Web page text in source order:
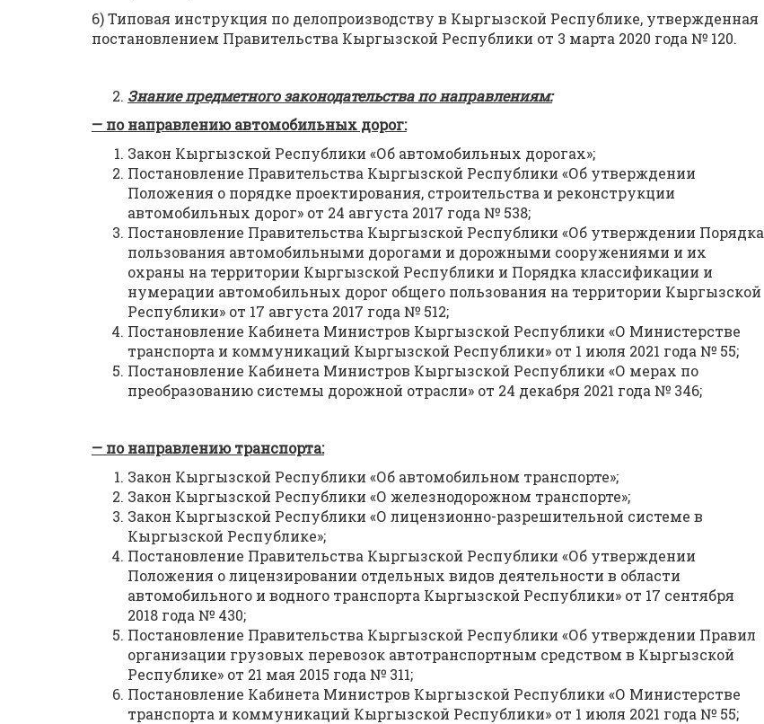
6) Типовая инструкция по делопроизводству в Кыргызской Республике, утвержденная
постановлением Правительства Кыргызской Республики от 3 марта 2020 года № 120.
Знание предметного законодательства по направлениям:
— по направлению автомобильных дорог:
Закон Кыргызской Республики «Об автомобильных дорогах»;
Постановление Правительства Кыргызской Республики «Об утверждении
Положения о порядке проектирования, строительства и реконструкции
автомобильных дорог» от 24 августа 2017 года № 538;
Постановление Правительства Кыргызской Республики «Об утверждении Порядка
пользования автомобильными дорогами и дорожными сооружениями и их
охраны на территории Кыргызской Республики и Порядка классификации и
нумерации автомобильных дорог общего пользования на территории Кыргызской
Республики» от 17 августа 2017 года № 512;
Постановление Кабинета Министров Кыргызской Республики «О Министерстве
транспорта и коммуникаций Кыргызской Республики» от 1 июля 2021 года № 55;
Постановление Кабинета Министров Кыргызской Республики «О мерах по
преобразованию системы дорожной отрасли» от 24 декабря 2021 года № 346;
— по направлению транспорта:
Закон Кыргызской Республики «Об автомобильном транспорте»;
Закон Кыргызской Республики «О железнодорожном транспорте»;
Закон Кыргызской Республики «О лицензионно-разрешительной системе в
Кыргызской Республике»;
Постановление Правительства Кыргызской Республики «Об утверждении
Положения о лицензировании отдельных видов деятельности в области
автомобильного и водного транспорта Кыргызской Республики» от 17 сентября
2018 года № 430;
Постановление Правительства Кыргызской Республики «Об утверждении Правил
организации грузовых перевозок автотранспортным средством в Кыргызской
Республике» от 21 мая 2015 года № 311;
Постановление Кабинета Министров Кыргызской Республики «О Министерстве
транспорта и коммуникаций Кыргызской Республики» от 1 июля 2021 года № 55;